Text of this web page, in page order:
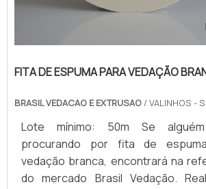
FITA DE ESPUMA PARA VEDAÇÃO
BRASIL VEDACAO E EXTRUSAO / VALINHOS -
Lote mínimo: 50m Se
procurando por fita de
vedação branca, encontrará na
do mercado Brasil Vedação.